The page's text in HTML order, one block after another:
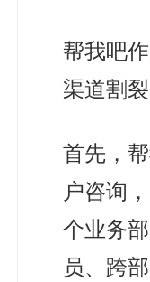
帮我吧
渠道割
首先，
户咨询
个业务
员、跨